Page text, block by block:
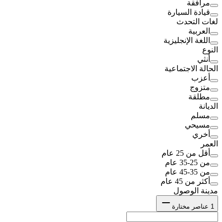
مرافقة
قيادة السيارة
لغات التحدث
العربية
اللغة الإنجليزية
النوع
أنثي
الحالة الاجتماعية
أعزب
متزوج
مطلقة
الديانة
مسلم
مسيحي
أخري
العمر
أقل من 25 عام
من 25-35 عام
من 35-45 عام
أكثر من 45 عام
مدينة الوصول
1 عناصر مختارة